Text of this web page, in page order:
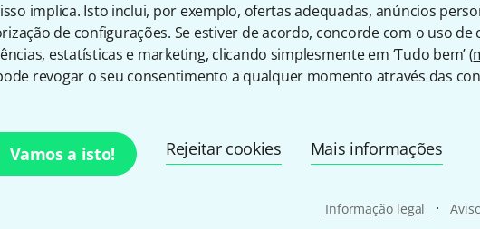
implica. Isto inclui, por exemplo, ofertas adequadas, anúncios
de configurações. Se estiver de acordo, concorde com o uso de
estatísticas e marketing, clicando simplesmente em ‘Tudo bem’ (
revogar o seu consentimento a qualquer momento através das
Vamos a isto! Rejeitar cookies Mais informações
Informação legal ·
Completely made by German handcraft
mountain spruce
Excellent sound quality
Em stock
Alfons Neumann Alphorn Meisterklasse
1
Handcrafted entirely from mountain